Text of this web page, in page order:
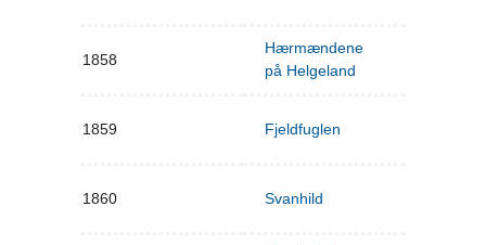
1858
Hærmændene
på Helgeland
1859 Fjeldfuglen
1860 Svanhild